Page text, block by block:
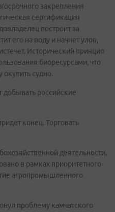
закрепления
сертификация
построит за
его на воду и начнет улов,
Исторический принцип
биоресурсами, что
окупить судно.
добывать российские
конец. Торговать
деятельности,
в рамках приоритетного
агропромышленного
проблему камчатского